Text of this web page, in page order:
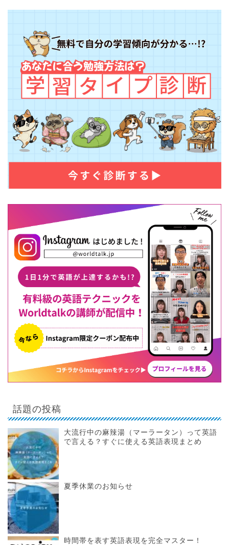
話題の投稿
大流行中の麻辣湯（マーラータン）って英語
で言える？すぐに使える英語表現まとめ
夏季休業のお知らせ
時間帯を表す英語表現を完全マスター！